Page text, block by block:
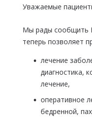
Уважаемые
Мы рады сообщить
теперь позволяет
лечение
диагностика,
лечение,
оперативное
бедренной,